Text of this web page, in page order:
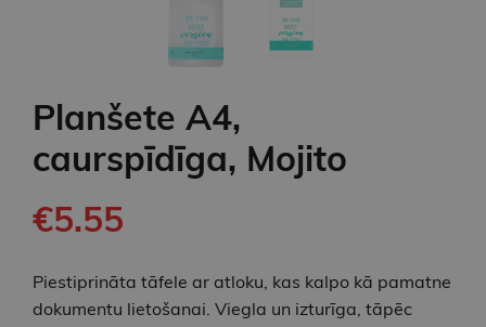
Planšete A4,
caurspīdīga, Mojito
€5.55
Piestiprināta tāfele ar atloku, kas kalpo kā pamatne
dokumentu lietošanai. Viegla un izturīga, tāpēc